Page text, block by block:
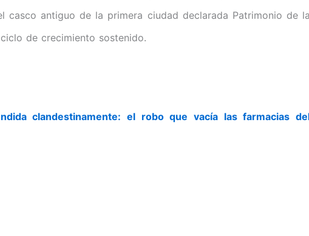
casco antiguo de la primera ciudad declarada Patrimonio de la
de crecimiento sostenido.
clandestinamente: el robo que vacía las farmacias